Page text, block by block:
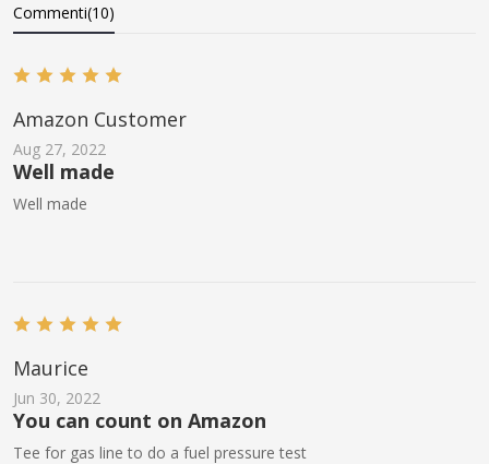
Commenti(10)
Amazon Customer
Aug 27, 2022
Well made
Well made
Maurice
Jun 30, 2022
You can count on Amazon
Tee for gas line to do a fuel pressure test